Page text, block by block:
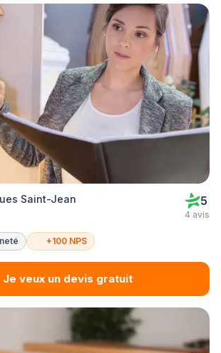
Saint-Jean 5
4 avis
+100 NPS
Je veux un devis gratuit